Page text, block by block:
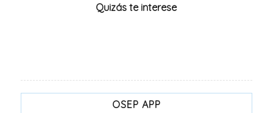
Quizás te interese
OSEP APP